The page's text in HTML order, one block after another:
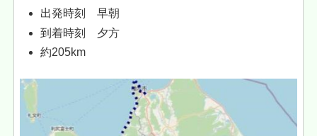
出発時刻 早朝
到着時刻 夕方
約205km